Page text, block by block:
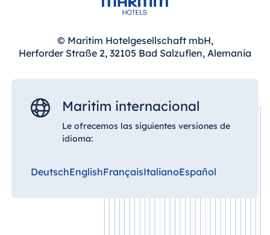
Hotel Taicang
Garden
Center Taicang
Resort Calabria
© Maritim Hotelgesellschaft mbH,
Herforder Straße 2, 32105 Bad Salzuflen, Alemania
Maritim internacional
Le ofrecemos las siguientes versiones de
idioma:
DeutschEnglishFrançaisItalianoEspañol